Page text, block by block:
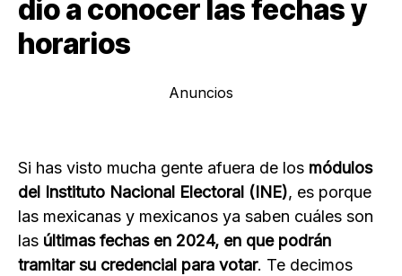
dio a conocer las fechas y
horarios
Anuncios
Si has visto mucha gente afuera de los módulos
del Instituto Nacional Electoral (INE), es porque
las mexicanas y mexicanos ya saben cuáles son
las últimas fechas en 2024, en que podrán
tramitar su credencial para votar. Te decimos